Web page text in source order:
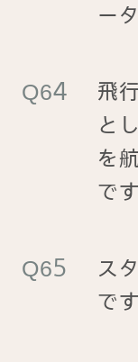
ー
飛
と
を
で
ス
で